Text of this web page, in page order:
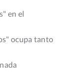
en el
ocupa tanto